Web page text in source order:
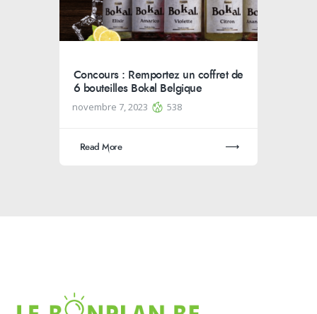
Concours : Remportez un coffret de
6 bouteilles Bokal Belgique
novembre 7, 2023 538
Read More